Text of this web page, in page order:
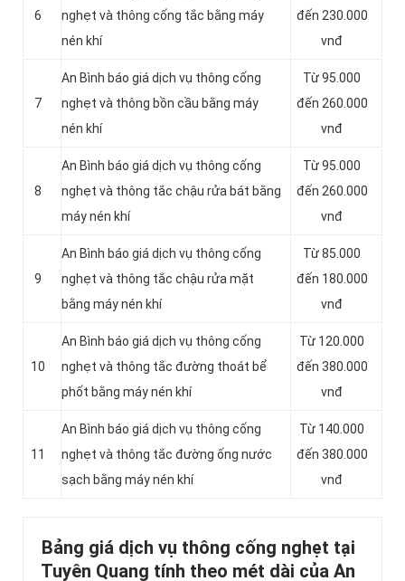
6
nghẹt và thông cống tắc bằng máy
nén khí
đến 230.000
vnđ
7
An Bình báo giá dịch vụ thông cống
nghẹt và thông bồn cầu bằng máy
nén khí
Từ 95.000
đến 260.000
vnđ
8
An Bình báo giá dịch vụ thông cống
nghẹt và thông tắc chậu rửa bát bằng
máy nén khí
Từ 95.000
đến 260.000
vnđ
9
An Bình báo giá dịch vụ thông cống
nghẹt và thông tắc chậu rửa mặt
bằng máy nén khí
Từ 85.000
đến 180.000
vnđ
10
An Bình báo giá dịch vụ thông cống
nghẹt và thông tắc đường thoát bể
phốt bằng máy nén khí
Từ 120.000
đến 380.000
vnđ
11
An Bình báo giá dịch vụ thông cống
nghẹt và thông tắc đường ống nước
sạch bằng máy nén khí
Từ 140.000
đến 380.000
vnđ
Bảng giá dịch vụ thông cống nghẹt tại
Tuyên Quang tính theo mét dài của An